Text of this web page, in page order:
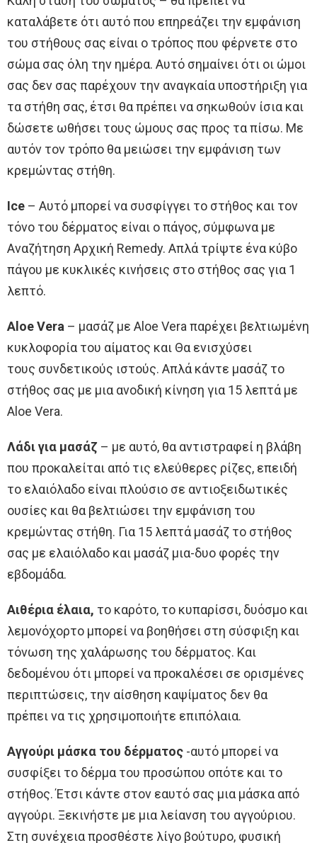
καταλάβετε ότι αυτό που επηρεάζει την εμφάνιση
του στήθους σας είναι ο τρόπος που φέρνετε στο
σώμα σας όλη την ημέρα. Αυτό σημαίνει ότι οι ώμοι
σας δεν σας παρέχουν την αναγκαία υποστήριξη για
τα στήθη σας, έτσι θα πρέπει να σηκωθούν ίσια και
δώσετε ωθήσει τους ώμους σας προς τα πίσω. Με
αυτόν τον τρόπο θα μειώσει την εμφάνιση των
κρεμώντας στήθη.
Ice – Αυτό μπορεί να συσφίγγει το στήθος και τον
τόνο του δέρματος είναι ο πάγος, σύμφωνα με
Αναζήτηση Αρχική Remedy. Απλά τρίψτε ένα κύβο
πάγου με κυκλικές κινήσεις στο στήθος σας για 1
λεπτό.
Aloe Vera – μασάζ με Aloe Vera παρέχει βελτιωμένη
κυκλοφορία του αίματος και Θα ενισχύσει
τους συνδετικούς ιστούς. Απλά κάντε μασάζ το
στήθος σας με μια ανοδική κίνηση για 15 λεπτά με
Aloe Vera.
Λάδι για μασάζ – με αυτό, θα αντιστραφεί η βλάβη
που προκαλείται από τις ελεύθερες ρίζες, επειδή
το ελαιόλαδο είναι πλούσιο σε αντιοξειδωτικές
ουσίες και θα βελτιώσει την εμφάνιση του
κρεμώντας στήθη. Για 15 λεπτά μασάζ το στήθος
σας με ελαιόλαδο και μασάζ μια-δυο φορές την
εβδομάδα.
Αιθέρια έλαια, το καρότο, το κυπαρίσσι, δυόσμο και
λεμονόχορτο μπορεί να βοηθήσει στη σύσφιξη και
τόνωση της χαλάρωσης του δέρματος. Και
δεδομένου ότι μπορεί να προκαλέσει σε ορισμένες
περιπτώσεις, την αίσθηση καψίματος δεν θα
πρέπει να τις χρησιμοποιήτε επιπόλαια.
Αγγούρι μάσκα του δέρματος -αυτό μπορεί να
συσφίξει το δέρμα του προσώπου οπότε και το
στήθος. Έτσι κάντε στον εαυτό σας μια μάσκα από
αγγούρι. Ξεκινήστε με μια λείανση του αγγούριου.
Στη συνέχεια προσθέστε λίγο βούτυρο, φυσική